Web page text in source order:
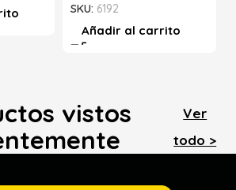
SKU: 6192
Añadir al carrito
vistos
Ver
todo >